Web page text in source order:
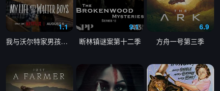
1.1
我与沃尔特家男孩的生活第三季
9.1
断林镇谜案第十二季
6.9
方舟一号第三季